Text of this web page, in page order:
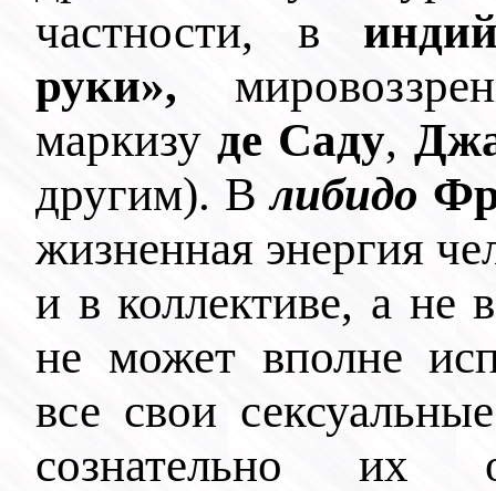
частности, в
руки»,
маркизуде Саду,
другим). Влибидо
жизненная энергия
и в коллективе, а не
не может вполне
все свои
сознательно их